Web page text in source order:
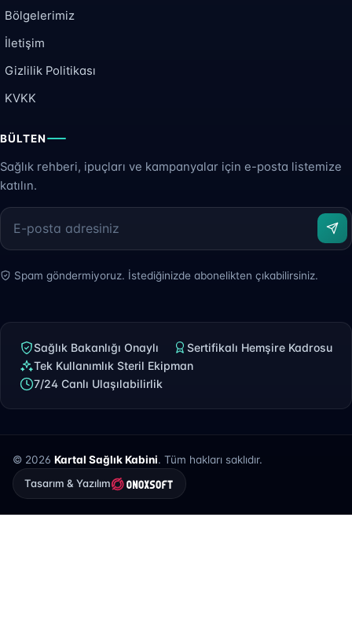
Bölgelerimiz
İletişim
Gizlilik Politikası
KVKK
BÜLTEN
Sağlık rehberi, ipuçları ve kampanyalar için e-posta listemize
katılın.
Spam göndermiyoruz. İstediğinizde abonelikten çıkabilirsiniz.
Sağlık Bakanlığı Onaylı
Sertifikalı Hemşire Kadrosu
Tek Kullanımlık Steril Ekipman
7/24 Canlı Ulaşılabilirlik
© 2026 Kartal Sağlık Kabini. Tüm hakları saklıdır.
Tasarım & Yazılım